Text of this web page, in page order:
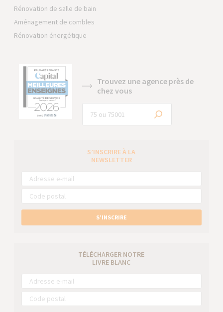
Rénovation de salle de bain
Aménagement de combles
Rénovation énergétique
Trouvez une agence près de
chez vous
S’INSCRIRE À LA
NEWSLETTER
S’INSCRIRE
TÉLÉCHARGER NOTRE
LIVRE BLANC